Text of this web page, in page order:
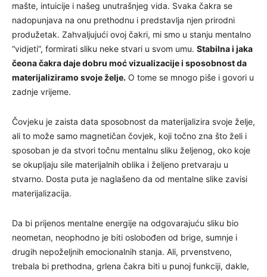
mašte, intuicije i našeg unutrašnjeg vida. Svaka čakra se
nadopunjava na onu prethodnu i predstavlja njen prirodni
produžetak. Zahvaljujući ovoj čakri, mi smo u stanju mentalno
“vidjeti”, formirati sliku neke stvari u svom umu. Stabilna i jaka
čeona čakra daje dobru moć vizualizacije i sposobnost da
materijaliziramo svoje želje. O tome se mnogo piše i govori u
zadnje vrijeme.
Čovjeku je zaista data sposobnost da materijalizira svoje želje,
ali to može samo magnetičan čovjek, koji točno zna što želi i
sposoban je da stvori točnu mentalnu sliku željenog, oko koje
se okupljaju sile materijalnih oblika i željeno pretvaraju u
stvarno. Dosta puta je naglašeno da od mentalne slike zavisi
materijalizacija.
Da bi prijenos mentalne energije na odgovarajuću sliku bio
neometan, neophodno je biti oslobođen od brige, sumnje i
drugih nepoželjnih emocionalnih stanja. Ali, prvenstveno,
trebala bi prethodna, grlena čakra biti u punoj funkciji, dakle,